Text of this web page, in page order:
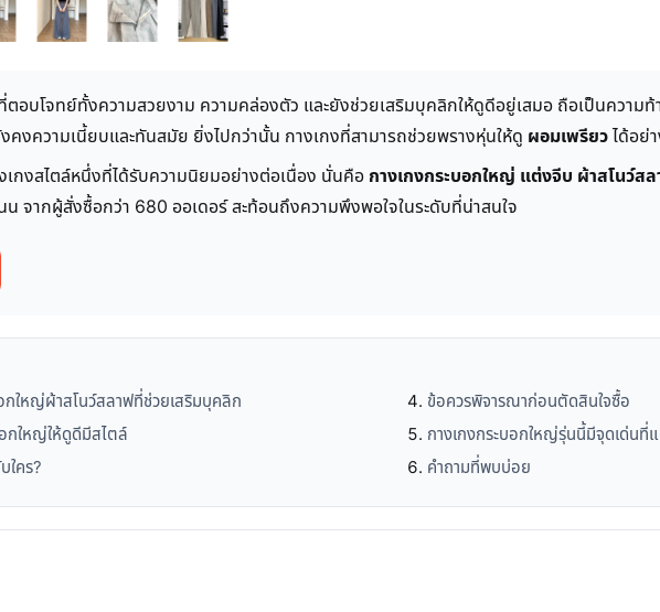
ตอบโจทย์ทั้งความสวยงาม ความคล่องตัว และยังช่วยเสริมบุคลิกให้ดูดีอยู่เสมอ ถือเป็นความท้
คงความเนี้ยบและทันสมัย ยิ่งไปกว่านั้น กางเกงที่สามารถช่วยพรางหุ่นให้ดู ผอมเพรียวได้อย่
กงสไตล์หนึ่งที่ได้รับความนิยมอย่างต่อเนื่อง นั่นคือ กางเกงกระบอกใหญ่ แต่งจีบ ผ้าสโนว์ส
จากผู้สั่งซื้อกว่า 680 ออเดอร์ สะท้อนถึงความพึงพอใจในระดับที่น่าสนใจ
ใหญ่ผ้าสโนว์สลาฟที่ช่วยเสริมบุคลิก
กใหญ่ให้ดูดีมีสไตล์
ใคร?
ข้อควรพิจารณาก่อนตัดสินใจซื้อ
กางเกงกระบอกใหญ่รุ่นนี้มีจุดเด่นที่
คำถามที่พบบ่อย